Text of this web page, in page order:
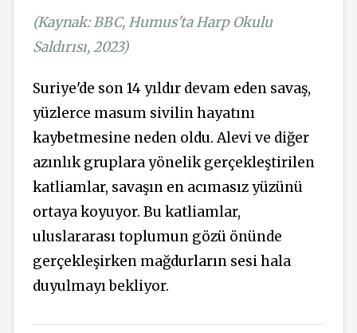
(Kaynak: BBC, Humus'ta Harp Okulu
Saldırısı, 2023)
Suriye'de son 14 yıldır devam eden savaş,
yüzlerce masum sivilin hayatını
kaybetmesine neden oldu. Alevi ve diğer
azınlık gruplara yönelik gerçekleştirilen
katliamlar, savaşın en acımasız yüzünü
ortaya koyuyor. Bu katliamlar,
uluslararası toplumun gözü önünde
gerçekleşirken mağdurların sesi hala
duyulmayı bekliyor.